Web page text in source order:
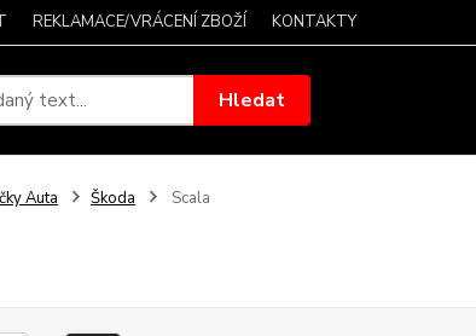
REKLAMACE/VRÁCENÍ ZBOŽÍ KONTAKTY
Hledat
Auta Škoda Scala